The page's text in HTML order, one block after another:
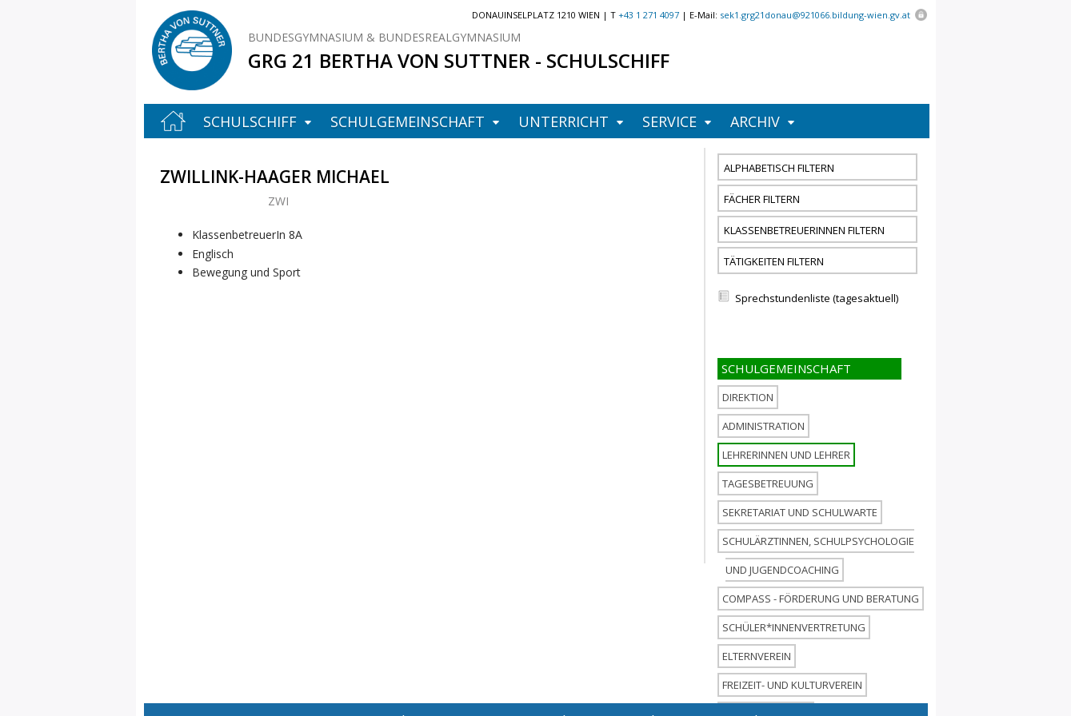
DONAUINSELPLATZ 1210 WIEN | T +43 1 271 4097| E-Mail: sek1.grg21donau@921066.bildung-wien.gv.at
BUNDESGYMNASIUM & BUNDESREALGYMNASIUM
GRG 21 BERTHA VON SUTTNER - SCHULSCHIFF
SCHULSCHIFF SCHULGEMEINSCHAFT UNTERRICHT SERVICE ARCHIV
ZWILLINK-HAAGER MICHAEL
ZWI
8A
Englisch
Bewegung und Sport
ALPHABETISCH FILTERN
FÄCHER FILTERN
KLASSENBETREUERINNEN FILTERN
TÄTIGKEITEN FILTERN
Sprechstundenliste (tagesaktuell)
DIREKTION
ADMINISTRATION
LEHRERINNEN UND LEHRER
TAGESBETREUUNG
SEKRETARIAT UND SCHULWARTE
SCHULÄRZTINNEN, SCHULPSYCHOLOGIE
UND JUGENDCOACHING
COMPASS - FÖRDERUNG UND BERATUNG
SCHÜLER*INNENVERTRETUNG
ELTERNVEREIN
FREIZEIT- UND KULTURVEREIN